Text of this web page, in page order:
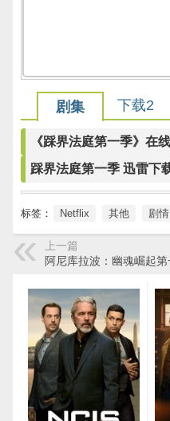
剧集 下载2
《踩界法庭第一季》在
踩界法庭第一季 迅雷下
标签： Netflix 其他 剧情
上一篇
阿尼库拉波：幽魂崛起